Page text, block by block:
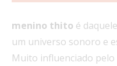
menino thito é
um universo sonoro e
Muito influenciado pelo